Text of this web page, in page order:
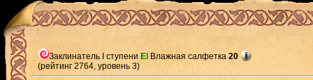
Заклинатель I ступени El Влажная салфетка 20
(рейтинг 2764, уровень 3)